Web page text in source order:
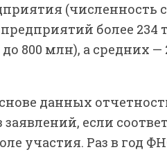
(численность
более 234
800 млн), а средних —
данных
если
участия. Раз в год